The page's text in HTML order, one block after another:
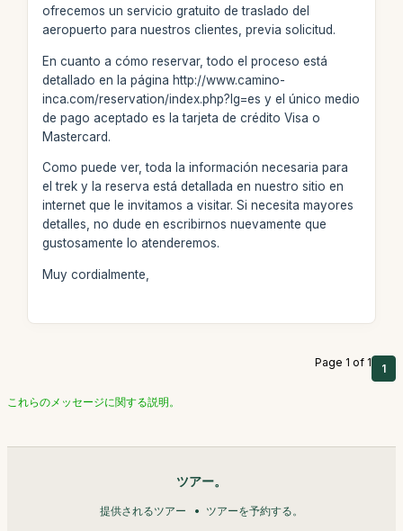
ofrecemos un servicio gratuito de traslado del
aeropuerto para nuestros clientes, previa solicitud.
En cuanto a cómo reservar, todo el proceso está
detallado en la página http://www.camino-
inca.com/reservation/index.php?lg=es y el único medio
de pago aceptado es la tarjeta de crédito Visa o
Mastercard.
Como puede ver, toda la información necesaria para
el trek y la reserva está detallada en nuestro sitio en
internet que le invitamos a visitar. Si necesita mayores
detalles, no dude en escribirnos nuevamente que
gustosamente lo atenderemos.
Muy cordialmente,
Page 1 of 1 1
これらのメッセージに関する説明。
ツアー。
提供されるツアー ツアーを予約する。